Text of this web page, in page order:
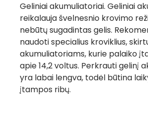
Geliniai akumuliatoriai. Geliniai
reikalauja švelnesnio krovimo
nebūtų sugadintas gelis.
naudoti specialius kroviklius,
akumuliatoriams, kurie palaiko
apie 14,2 voltus. Perkrauti gelinį
yra labai lengva, todėl būtina
įtampos ribų.